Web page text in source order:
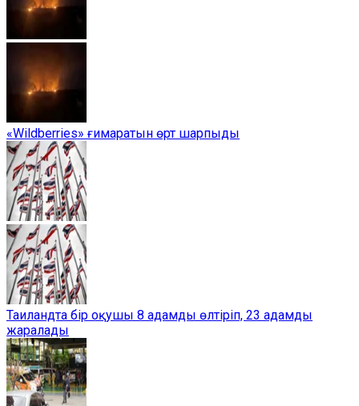
«Wildberries» ғимаратын өрт шарпыды
Таиландта бір оқушы 8 адамды өлтіріп, 23 адамды
жаралады